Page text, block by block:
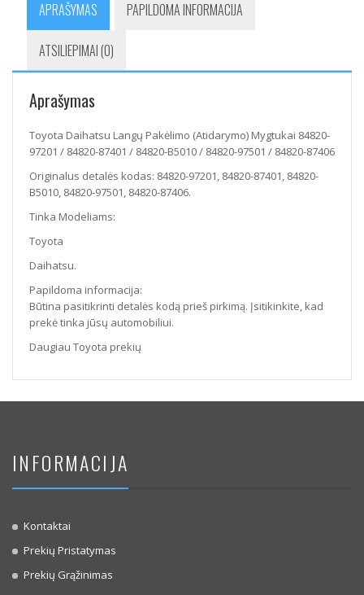
84820-
97201
84820-
B5010
97501
84820-
APRAŠYMAS PAPILDOMA INFORMACIJA
ATSILIEPIMAI (0)
Aprašymas
Toyota Daihatsu Langų Pakėlimo (Atidarymo) Mygtukai 84820-
97201 / 84820-87401 / 84820-B5010 / 84820-97501 / 84820-87406
Originalus detalės kodas: 84820-97201, 84820-87401, 84820-
B5010, 84820-97501, 84820-87406.
Tinka Modeliams:
Toyota
Daihatsu.
Papildoma informacija:
Būtina pasitikrinti detalės kodą prieš pirkimą. Įsitikinkite, kad
prekė tinka jūsų automobiliui.
Daugiau Toyota prekių
INFORMACIJA
Kontaktai
Prekių Pristatymas
Prekių Grąžinimas